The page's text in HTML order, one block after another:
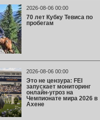
2026-08-06 00:00
70 лет Кубку Тевиса по
пробегам
2026-08-06 00:00
Это не цензура: FEI
запускает мониторинг
онлайн-угроз на
Чемпионате мира 2026 в
Ахене